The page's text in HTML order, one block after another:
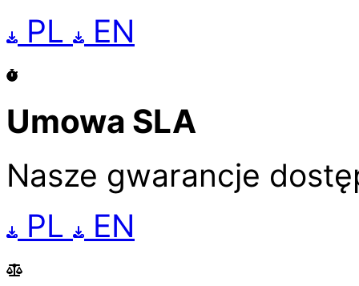
PL
EN
Umowa SLA
Nasze gwarancje
PL
EN